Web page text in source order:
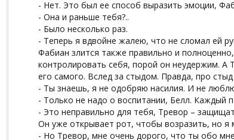
- Нет. Это был ее способ выразить эмоции,
- Она и раньше тебя?..
- Было несколько раз.
- Теперь я вдвойне жалею, что не сломал ей
Фабиан злится также правильно и
контролировать себя, порой он неудержим. А
его самого. Вслед за стыдом. Правда, про
- Ты знаешь, я не одобряю насилия. И не
- Только не надо о воспитании, Белл. Каждый
- Это неправильно для тебя, Тревор –
Он уже открывает рот, чтобы возразить, но я
- Но Тревор, мне очень дорого, что ты обо